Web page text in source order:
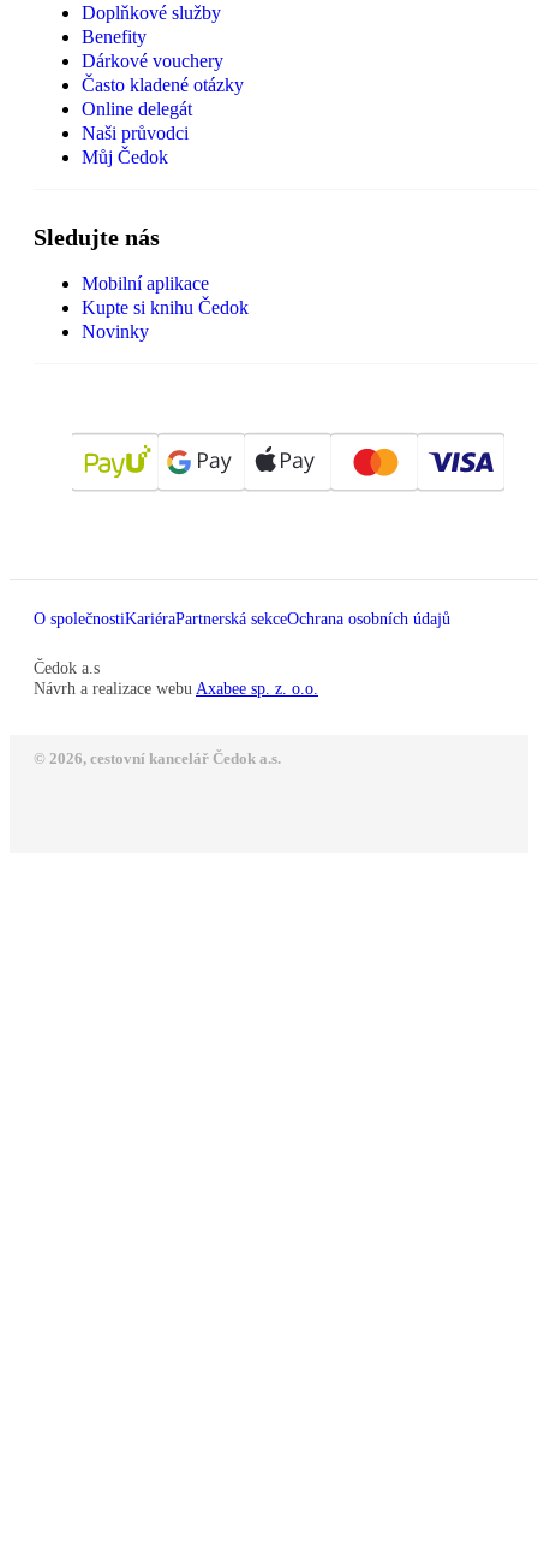
Doplňkové služby
Benefity
Dárkové vouchery
Často kladené otázky
Online delegát
Naši průvodci
Můj Čedok
Sledujte nás
Mobilní aplikace
Kupte si knihu Čedok
Novinky
O společnostiKariéraPartnerská sekceOchrana osobních údajů
Čedok a.s
Návrh a realizace webu Axabee sp. z. o.o.
© 2026, cestovní kancelář Čedok a.s.